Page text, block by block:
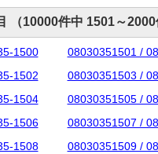
（10000件中 1501～2000
1500
08030351501 /
1502
08030351503 /
1504
08030351505 /
1506
08030351507 /
1508
08030351509 /